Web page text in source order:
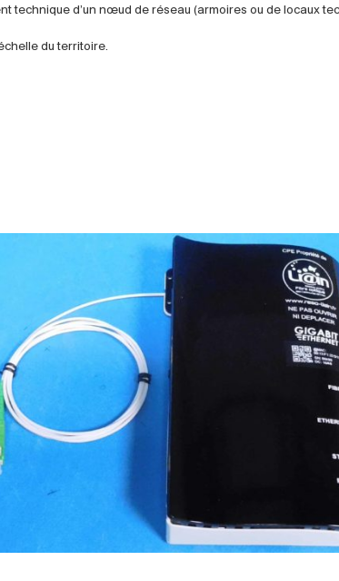
technique d’un nœud de réseau (armoires ou de locaux
du territoire.